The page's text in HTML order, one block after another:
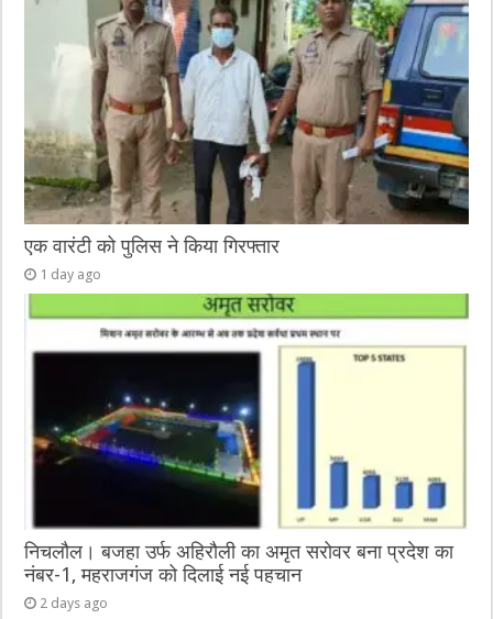
एक वारंटी को पुलिस ने किया गिरफ्तार
1 day ago
निचलौल। बजहा उर्फ अहिरौली का अमृत सरोवर बना प्रदेश का
नंबर-1, महराजगंज को दिलाई नई पहचान
2 days ago